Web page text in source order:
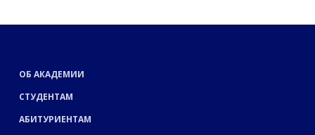
ОБ АКАДЕМИИ
СТУДЕНТАМ
АБИТУРИЕНТАМ